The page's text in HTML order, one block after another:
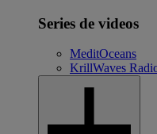
Series de videos
MeditOceans
KrillWaves